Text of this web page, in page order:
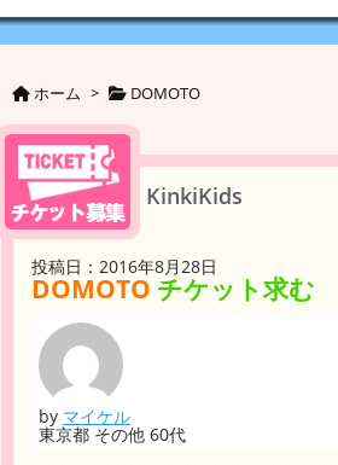
ホーム > DOMOTO
KinkiKids
投稿日：2016年8月28日
DOMOTO チケット求む
by マイケル
東京都 その他 60代